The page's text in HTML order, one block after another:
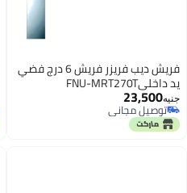
فريش ديب فريزر فريش 6 درج فضي
يد داخليFNU-MRT270T
جنيه23,500
توصيل مجاني
توصيل مجاني